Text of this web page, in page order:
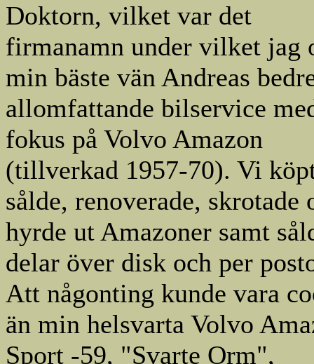
Doktorn, vilket var det
firmanamn under vilket jag
min bäste vän Andreas
allomfattande bilservice
fokus på Volvo Amazon
(tillverkad 1957-70). Vi
sålde, renoverade, skrotade
hyrde ut Amazoner samt
delar över disk och per
Att någonting kunde vara
än min helsvarta Volvo
Sport -59, "Svarte Orm",